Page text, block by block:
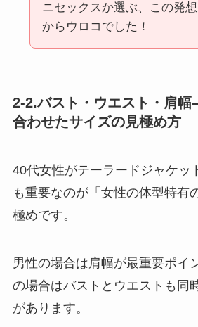
ニセックスか選ぶ、この発想
からウロコでした！
2-2.バスト・ウエスト・肩
合わせたサイズの見極め方
40代女性がテーラードジャケッ
も重要なのが「女性の体型特有
極めです。
男性の場合は肩幅が最重要ポイ
の場合はバストとウエストも同
があります。